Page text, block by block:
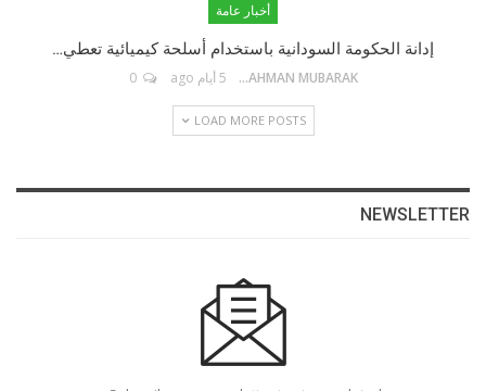
أخبار عامة
إدانة الحكومة السودانية باستخدام أسلحة كيميائية تعطي…
ABDELRAHMAN MUBARAK 5 أيام ago 0
LOAD MORE POSTS
NEWSLETTER
Instagram
البريد الإلكتروني